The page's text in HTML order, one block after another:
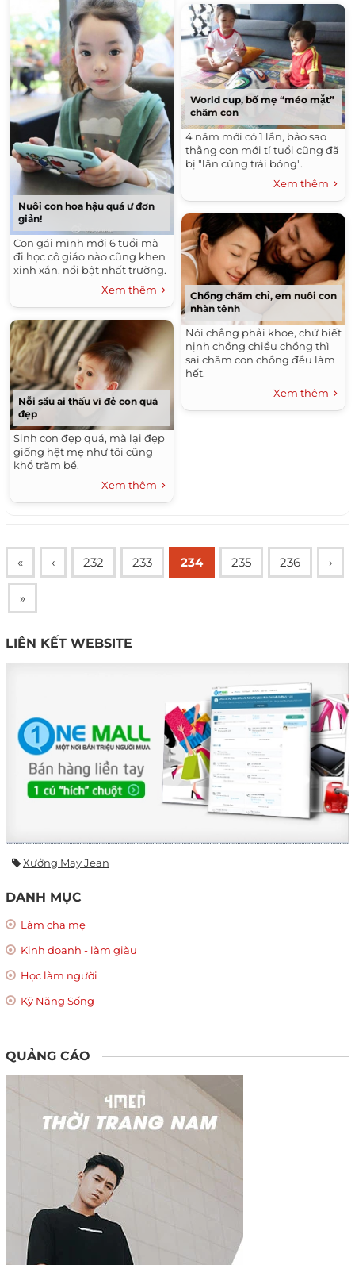
Nuôi con hoa hậu quá ư đơn
giản!
Con gái mình mới 6 tuổi mà
đi học cô giáo nào cũng khen
xinh xắn, nổi bật nhất trường.
Xem thêm
Nỗi sầu ai thấu vì đẻ con quá
đẹp
Sinh con đẹp quá, mà lại đẹp
giống hệt mẹ như tôi cũng
khổ trăm bề.
Xem thêm
World cup, bố mẹ “méo mặt”
chăm con
4 năm mới có 1 lần, bảo sao
thằng con mới tí tuổi cũng đã
bị "lăn cùng trái bóng".
Xem thêm
Chồng chăm chỉ, em nuôi con
nhàn tênh
Nói chẳng phải khoe, chứ biết
nịnh chồng chiều chồng thì
sai chăm con chồng đều làm
hết.
Xem thêm
« ‹ 232 233 234 235 236 ›
»
LIÊN KẾT WEBSITE
Xưởng May Jean
DANH MỤC
Làm cha mẹ
Kinh doanh - làm giàu
Học làm người
Kỹ Năng Sống
QUẢNG CÁO